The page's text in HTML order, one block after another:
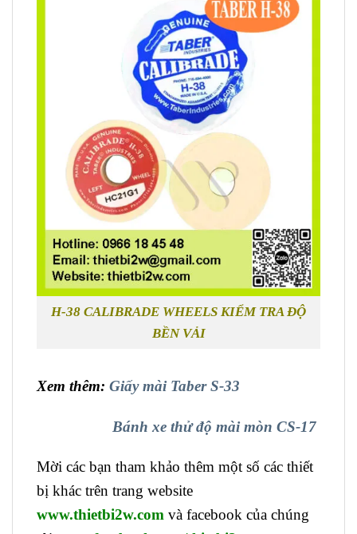
H-38 CALIBRADE WHEELS KIỂM TRA ĐỘ
BỀN VẢI
Xem thêm: Giấy mài Taber S-33
Bánh xe thử độ mài mòn CS-17
Mời các bạn tham khảo thêm một số các thiết
bị khác trên trang website
www.thietbi2w.com và facebook của chúng